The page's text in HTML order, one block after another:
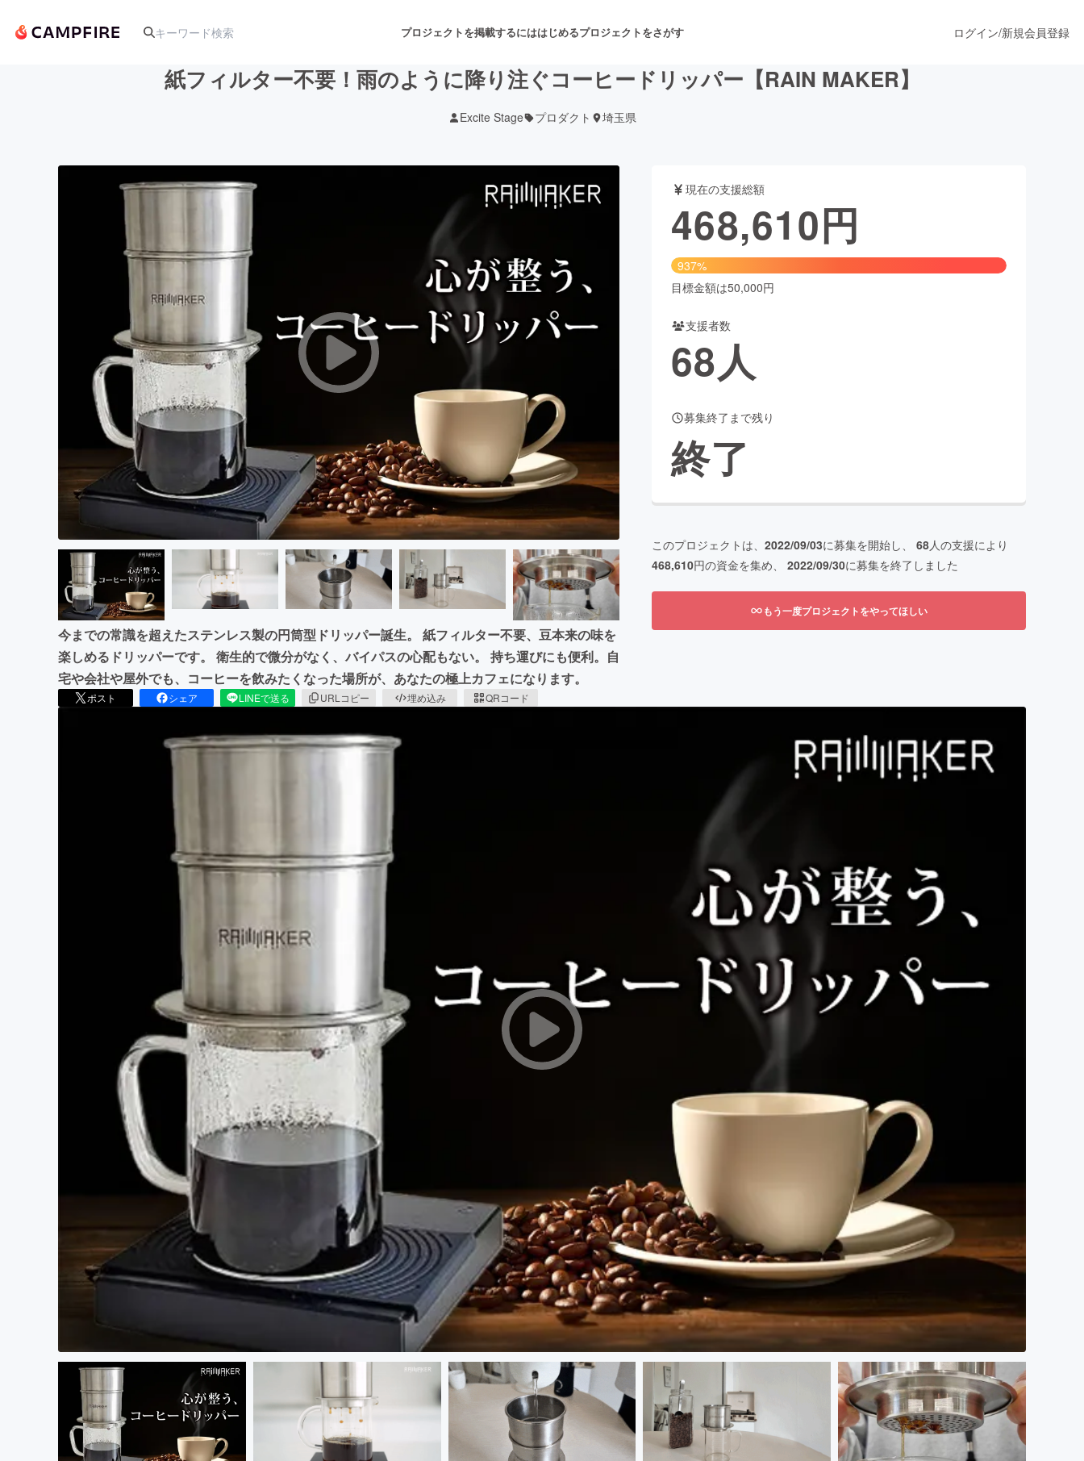
プロジェクトを掲載するにははじめるプロジェクトをさがす
舞台・パフォーマンス
テクノロジー・ガジェット ゲーム・サービス開発 ファッション
書籍・雑誌出版
ビジネス・起業 チャレンジ ビューティー・ヘルスケア
まちづくり・地域活性化
CAMPFIRE for Social GoodCAMPFIRE Creation
CAMPFIREふるさと納税machi-ya
ログイン/新規会員登録
紙フィルター不要！雨のように降り注ぐコーヒードリッパー【RAIN MAKER】
Excite Stage プロダクト 埼玉県
今までの常識を超えたステンレス製の円筒型ドリッパー誕生。 紙フィルター不要、豆本来の味を
楽しめるドリッパーです。 衛生的で微分がなく、バイパスの心配もない。 持ち運びにも便利。自
宅や会社や屋外でも、コーヒーを飲みたくなった場所が、あなたの極上カフェになります。
ポスト シェア LINEで送る URLコピー 埋め込み QRコード
現在の支援総額
468,610円
937%
目標金額は50,000円
支援者数
68人
募集終了まで残り
終了
このプロジェクトは、 2022/09/03に募集を開始し、 68人の支援により
468,610円の資金を集め、 2022/09/30に募集を終了しました
もう一度プロジェクトをやってほしい